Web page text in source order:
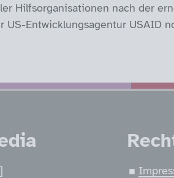
Hilfsorganisationen nach der
Entwicklungsagentur USAID